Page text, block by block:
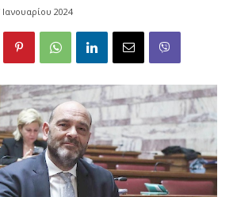
Ιανουαρίου 2024